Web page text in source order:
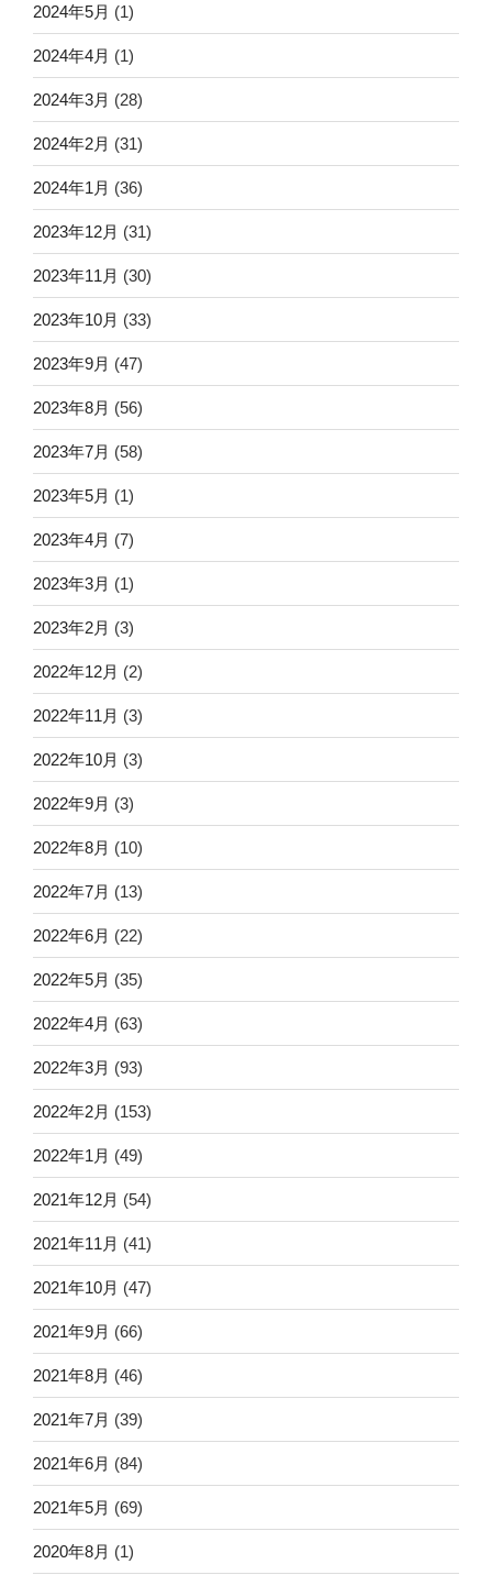
2024年5月 (1)
2024年4月 (1)
2024年3月 (28)
2024年2月 (31)
2024年1月 (36)
2023年12月 (31)
2023年11月 (30)
2023年10月 (33)
2023年9月 (47)
2023年8月 (56)
2023年7月 (58)
2023年5月 (1)
2023年4月 (7)
2023年3月 (1)
2023年2月 (3)
2022年12月 (2)
2022年11月 (3)
2022年10月 (3)
2022年9月 (3)
2022年8月 (10)
2022年7月 (13)
2022年6月 (22)
2022年5月 (35)
2022年4月 (63)
2022年3月 (93)
2022年2月 (153)
2022年1月 (49)
2021年12月 (54)
2021年11月 (41)
2021年10月 (47)
2021年9月 (66)
2021年8月 (46)
2021年7月 (39)
2021年6月 (84)
2021年5月 (69)
2020年8月 (1)